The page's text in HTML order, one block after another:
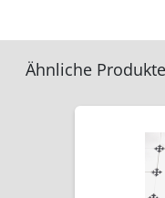
Ähnliche Produkte